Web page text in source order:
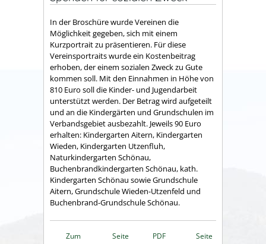
In der Broschüre wurde Vereinen die
Möglichkeit gegeben, sich mit einem
Kurzportrait zu präsentieren. Für diese
Vereinsportraits wurde ein Kostenbeitrag
erhoben, der einem sozialen Zweck zu Gute
kommen soll. Mit den Einnahmen in Höhe von
810 Euro soll die Kinder- und Jugendarbeit
unterstützt werden. Der Betrag wird aufgeteilt
und an die Kindergärten und Grundschulen im
Verbandsgebiet ausbezahlt. Jeweils 90 Euro
erhalten: Kindergarten Aitern, Kindergarten
Wieden, Kindergarten Utzenfluh,
Naturkindergarten Schönau,
Buchenbrandkindergarten Schönau, kath.
Kindergarten Schönau sowie Grundschule
Aitern, Grundschule Wieden-Utzenfeld und
Buchenbrand-Grundschule Schönau.
Zum
Seite
PDF
Seite